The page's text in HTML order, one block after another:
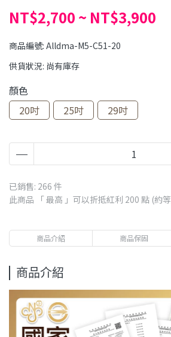
NT$2,700 ~ NT$3,900
商品編號: Alldma-M5-C51-20
供貨狀況: 尚有庫存
顏色
20吋
25吋 29吋
已銷售: 266 件
此商品 「 最高 」可以折抵紅利 200 點 (約
商品介紹 商品保固
商品介紹